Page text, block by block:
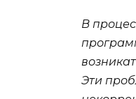
В
Эти